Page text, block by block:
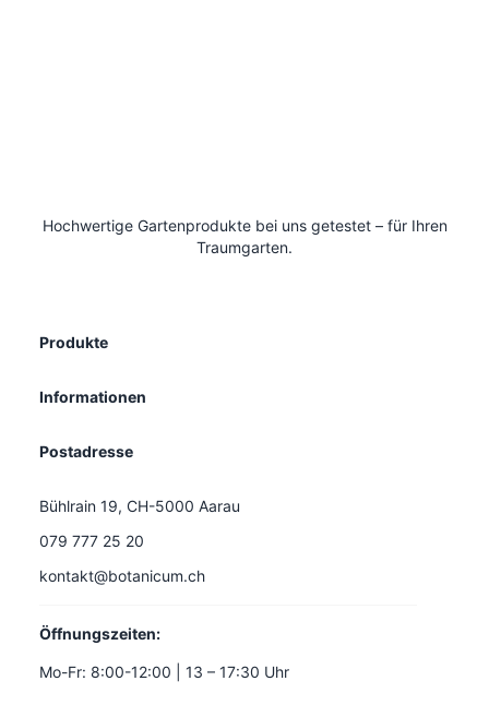
Hochwertige Gartenprodukte bei uns getestet – für Ihren
Traumgarten.
Produkte
Informationen
Postadresse
Bühlrain 19, CH-5000 Aarau
079 777 25 20
kontakt@botanicum.ch
Öffnungszeiten:
Mo-Fr: 8:00-12:00 | 13 – 17:30 Uhr